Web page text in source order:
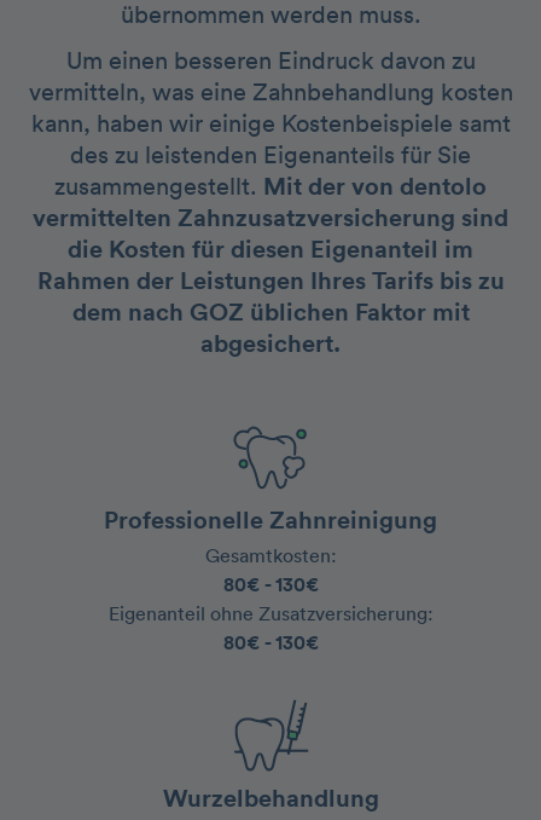
übernommen werden muss.
Um einen besseren Eindruck davon zu
vermitteln, was eine Zahnbehandlung kosten
kann, haben wir einige Kostenbeispiele samt
des zu leistenden Eigenanteils für Sie
zusammengestellt. Mit der von dentolo
vermittelten Zahnzusatzversicherung sind
die Kosten für diesen Eigenanteil im
Rahmen der Leistungen Ihres Tarifs bis zu
dem nach GOZ üblichen Faktor mit
abgesichert.
Professionelle Zahnreinigung
Gesamtkosten:
‍80€ - 130€
‍Eigenanteil ohne Zusatzversicherung:
80€ - 130€
Wurzelbehandlung